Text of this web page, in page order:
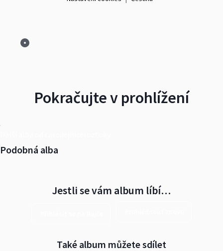
Pokračujte v prohlížení
Podobná alba
Jestli se vám album líbí…
Také album můžete sdílet